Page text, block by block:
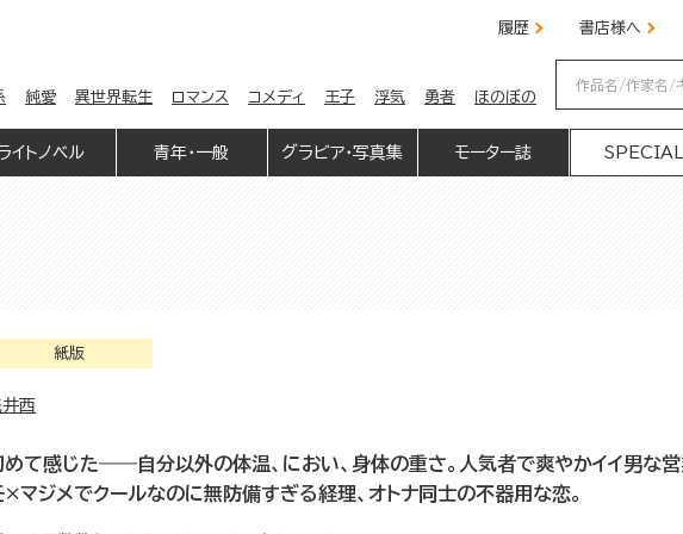
履歴 書店様へ
純愛 異世界転生 ロマンス コメディ 王子 浮気 勇者 ほのぼの
イトノベル 青年・一般 グラビア・写真集 モーター誌 SPECIAL
紙版
西
めて感じた――自分以外の体温、におい、身体の重さ。人気者で爽やかイイ男な
×マジメでクールなのに無防備すぎる経理、オトナ同士の不器用な恋。